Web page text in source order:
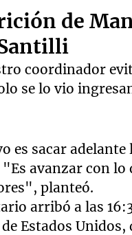
de
coordinador
se lo vio
es sacar
avanzar con lo
planteó.
arribó a las
Estados